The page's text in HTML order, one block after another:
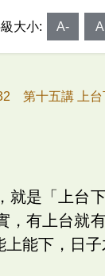
大小: A- A
第十五講 上台
就是「上台
，有上台就
能下，日子